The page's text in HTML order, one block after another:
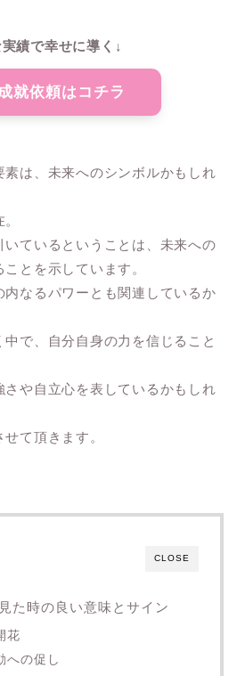
績で幸せに導く↓
就依頼はコチラ
は、未来へのシンボルかもしれ
ているということは、未来への
とを示しています。
なるパワーとも関連しているか
で、自分自身の力を信じること
や自立心を表しているかもしれ
て頂きます。
CLOSE
た時の良い意味とサイン
花
への促し